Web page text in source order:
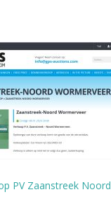
PV Zaanstreek Noord